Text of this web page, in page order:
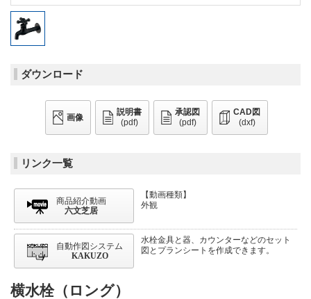
ダウンロード
画像
説明書
(pdf)
承認図
(pdf)
CAD図
(dxf)
リンク一覧
商品紹介動画
六文芝居
【動画種類】
外観
自動作図システム
KAKUZO
水栓金具と器、カウンターなどのセット
図とプランシートを作成できます。
横水栓（ロング）